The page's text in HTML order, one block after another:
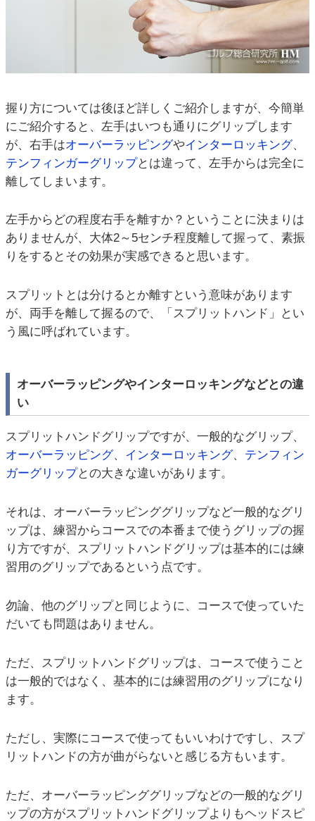
握り方については後ほど詳しくご紹介しますが、今簡単
にご紹介すると、左手はいつも通りにグリップします
が、右手はオーバーラッピングやインターロッキング、
テンフィンガーグリップとは違って、左手からは完全に
離してしまいます。
左手からどの程度右手を離すか？ということに決まりは
ありませんが、大体2～5センチ程度離して握って、素振
りをするとその効果が実感できると思います。
スプリットとは分けるとか離すという意味があります
が、両手を離して握るので、「スプリットハンド」とい
う風に呼ばれています。
オーバーラッピングやインターロッキングなどとの違
い
スプリットハンドグリップですが、一般的なグリップ、
オーバーラッピング、 インターロッキング、 テンフィン
ガーグリップとの大きな違いがあります。
それは、オーバーラッピンググリップなど一般的なグリ
ップは、練習からコースでの本番まで使うグリップの握
り方ですが、スプリットハンドグリップは基本的には練
習用のグリップであるという点です。
勿論、他のグリップと同じように、コースで使っていた
だいても問題はありません。
ただ、スプリットハンドグリップは、コースで使うこと
は一般的ではなく、基本的には練習用のグリップになり
ます。
ただし、実際にコースで使ってもいいわけですし、スプ
リットハンドの方が曲がらないと感じる方もいます。
ただ、オーバーラッピンググリップなどの一般的なグリ
ップの方がスプリットハンドグリップよりもヘッドスピ